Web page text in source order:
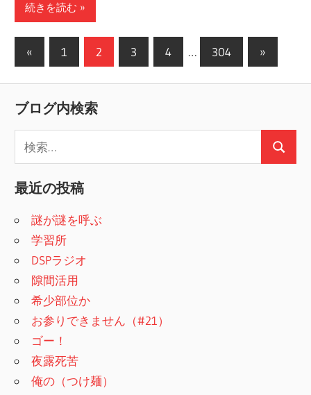
続きを読む
投
稿
の
ペ
ジ
送
り
«
事
1 2 3 4 … 304
次
»
ブログ内検索
検
索
:
検
最近の投稿
謎が謎を呼ぶ
学習所
DSPラジオ
隙間活用
希少部位か
お参りできません（#21）
ゴー！
夜露死苦
俺の（つけ麺）